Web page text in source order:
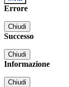
Errore
Chiudi
Successo
Chiudi
Informazione
Chiudi